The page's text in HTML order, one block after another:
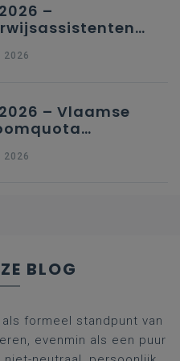
–
2026
– Vlaamse
RIZIV-
2026
BLOG
formeel standpunt van
evenmin als een puur